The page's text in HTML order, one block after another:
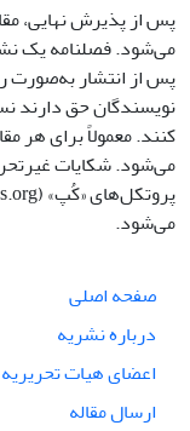
پس از پذیرش نهایی،
می‌شود. فصلنامه یک
پس از انتشار به‌صورت
نویسندگان حق دارند
کنند. معمولاً برای هر
می‌شود. شکایات
می‌شود.
صفحه اصلی
درباره نشریه
اعضای هیات تحریریه
ارسال مقاله